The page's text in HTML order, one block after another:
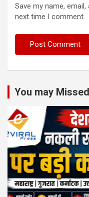
Save my name,
next time I comment.
You may Missed